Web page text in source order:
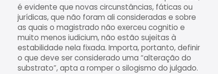
é evidente que novas circunstâncias, fáticas ou
jurídicas, que não foram ali consideradas e sobre
as quais o magistrado não exerceu cognitio e
muito menos iudicium, não estão sujeitas à
estabilidade nela fixada. Importa, portanto, definir
o que deve ser considerado uma “alteração do
substrato”, apta a romper o silogismo do julgado.